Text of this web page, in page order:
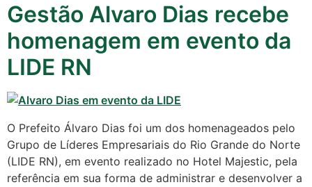
Cotidiano
Comunidade
RN
Comércio e
Negócios na
Pipa
Gestão Alvaro Dias recebe
homenagem em evento da
LIDE RN
O Prefeito Álvaro Dias foi um dos homenageados pelo
Grupo de Líderes Empresariais do Rio Grande do Norte
(LIDE RN), em evento realizado no Hotel Majestic, pela
referência em sua forma de administrar e desenvolver a